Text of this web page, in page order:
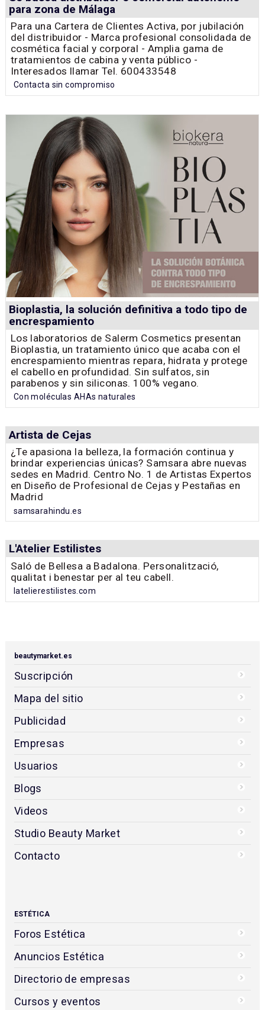
para zona de Málaga
Para una Cartera de Clientes Activa, por jubilación
del distribuidor - Marca profesional consolidada de
cosmética facial y corporal - Amplia gama de
tratamientos de cabina y venta público -
Interesados llamar Tel. 600433548
Contacta sin compromiso
Bioplastia, la solución definitiva a todo tipo de
encrespamiento
Los laboratorios de Salerm Cosmetics presentan
Bioplastia, un tratamiento único que acaba con el
encrespamiento mientras repara, hidrata y protege
el cabello en profundidad. Sin sulfatos, sin
parabenos y sin siliconas. 100% vegano.
Con moléculas AHAs naturales
Artista de Cejas
¿Te apasiona la belleza, la formación continua y
brindar experiencias únicas? Samsara abre nuevas
sedes en Madrid. Centro No. 1 de Artistas Expertos
en Diseño de Profesional de Cejas y Pestañas en
Madrid
samsarahindu.es
L'Atelier Estilistes
Saló de Bellesa a Badalona. Personalització,
qualitat i benestar per al teu cabell.
latelierestilistes.com
beautymarket.es
Suscripción
Mapa del sitio
Publicidad
Empresas
Usuarios
Blogs
Videos
Studio Beauty Market
Contacto
ESTÉTICA
Foros Estética
Anuncios Estética
Directorio de empresas
Cursos y eventos